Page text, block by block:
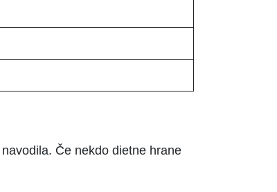
Če nekdo dietne hrane